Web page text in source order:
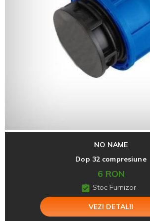
NO NAME
Dop 32 compresiune
6 RON
Stoc Furnizor
VEZI DETALII